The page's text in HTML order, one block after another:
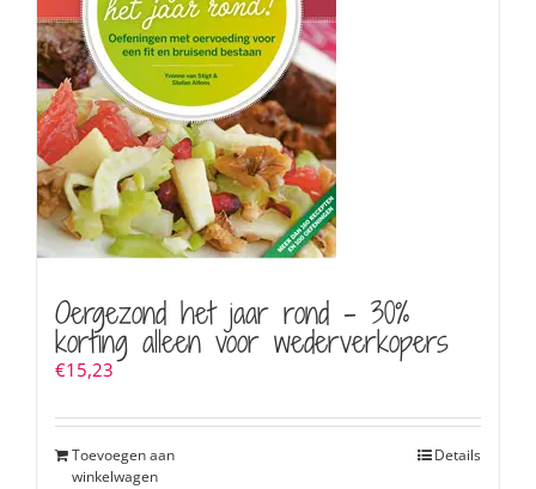
Oergezond het jaar rond – 30%
korting alleen voor wederverkopers
€15,23
Toevoegen aan
winkelwagen
Details